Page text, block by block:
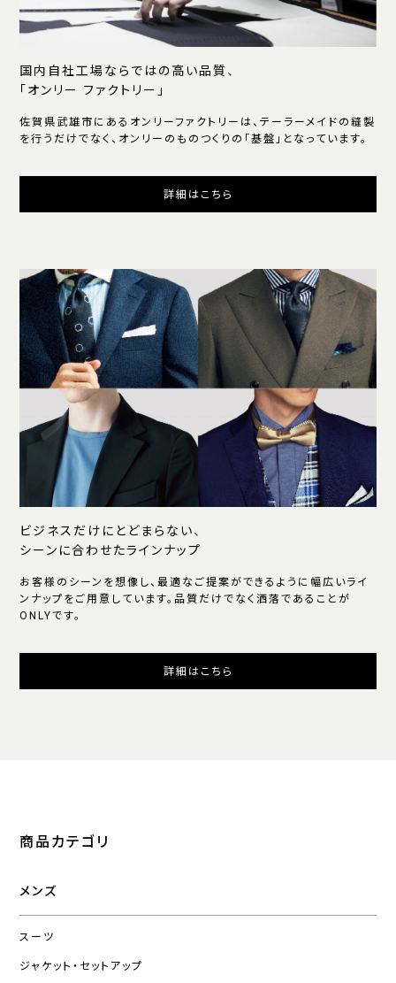
国内自社工場ならではの高い品質、
「オンリー ファクトリー」
佐賀県武雄市にあるオンリーファクトリーは、テーラーメイドの縫製
を行うだけでなく、オンリーのものつくりの「基盤」となっています。
詳細はこちら
ビジネスだけにとどまらない、
シーンに合わせたラインナップ
お客様のシーンを想像し、最適なご提案ができるように幅広いライ
ンナップをご用意しています。品質だけでなく洒落であることが
ONLYです。
詳細はこちら
商品カテゴリ
メンズ
スーツ
ジャケット・セットアップ